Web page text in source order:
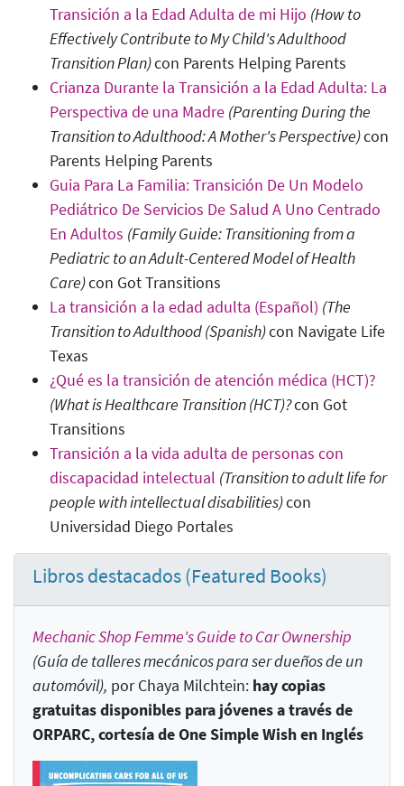
Transición a la Edad Adulta de mi Hijo (How to
Effectively Contribute to My Child's Adulthood
Transition Plan)con Parents Helping Parents
Crianza Durante la Transición a la Edad Adulta: La
Perspectiva de una Madre (Parenting During the
Transition to Adulthood: A Mother's Perspective)con
Parents Helping Parents
Guia Para La Familia: Transición De Un Modelo
Pediátrico De Servicios De Salud A Uno Centrado
En Adultos (Family Guide: Transitioning from a
Pediatric to an Adult-Centered Model of Health
Care)con Got Transitions
La transición a la edad adulta (Español) (The
Transition to Adulthood (Spanish)con Navigate Life
Texas
¿Qué es la transición de atención médica (HCT)?
(What is Healthcare Transition (HCT)?con Got
Transitions
Transición a la vida adulta de personas con
discapacidad intelectual (Transition to adult life for
people with intellectual disabilities)con
Universidad Diego Portales
Libros destacados (Featured Books)
Mechanic Shop Femme's Guide to Car Ownership
(Guía de talleres mecánicos para ser dueños de un
automóvil), por Chaya Milchtein: hay copias
gratuitas disponibles para jóvenes a través de
ORPARC, cortesía de One Simple Wish en Inglés